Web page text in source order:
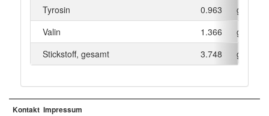
Tyrosin
0.963
g
Valin
1.366
g
Stickstoff, gesamt
3.748 g
Kontakt Impressum